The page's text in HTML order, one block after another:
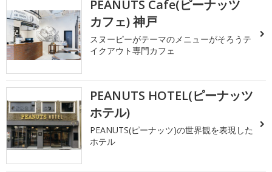
PEANUTS Cafe(ピーナッツ
カフェ) 神戸
スヌーピーがテーマのメニューがそろうテ
イクアウト専門カフェ
PEANUTS HOTEL(ピーナッツ
ホテル)
PEANUTS(ピーナッツ)の世界観を表現した
ホテル